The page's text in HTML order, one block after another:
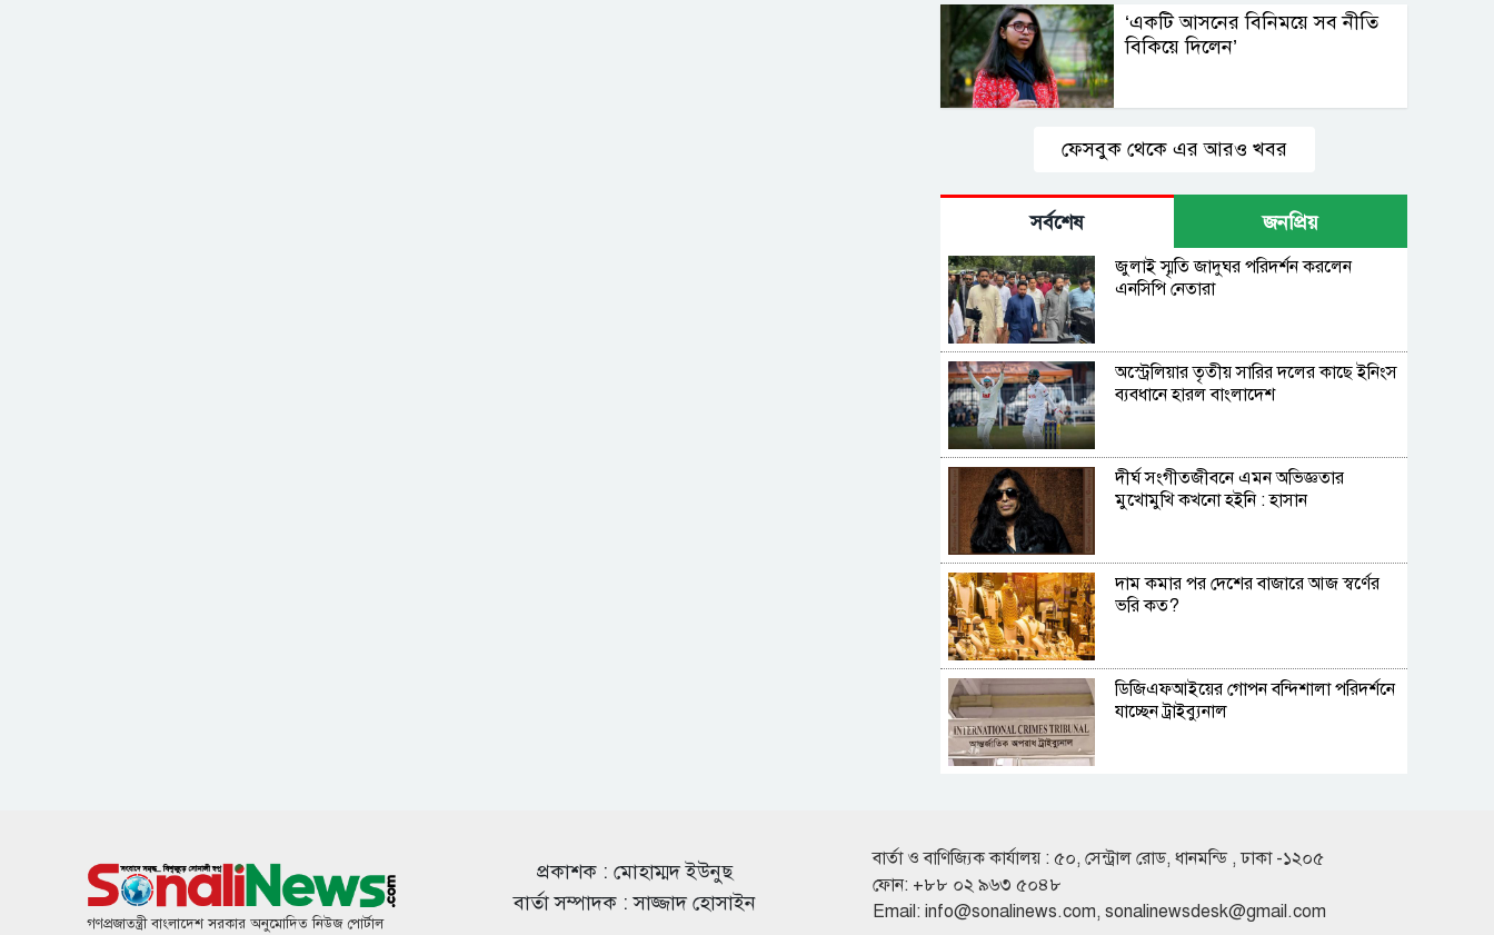
‘একটি আসনের বিনিময়ে সব নীতি
বিকিয়ে দিলেন’
ফেসবুক থেকে এর আরও খবর
সর্বশেষ জনপ্রিয়
জুলাই স্মৃতি জাদুঘর পরিদর্শন করলেন
এনসিপি নেতারা
অস্ট্রেলিয়ার তৃতীয় সারির দলের কাছে ইনিংস
ব্যবধানে হারল বাংলাদেশ
দীর্ঘ সংগীতজীবনে এমন অভিজ্ঞতার
মুখোমুখি কখনো হইনি : হাসান
দাম কমার পর দেশের বাজারে আজ স্বর্ণের
ভরি কত?
ডিজিএফআইয়ের গোপন বন্দিশালা পরিদর্শনে
যাচ্ছেন ট্রাইব্যুনাল
রাজধানীতে সকাল থেকেই বৃষ্টি, চলতে পারে
দিনভর
গণপ্রজাতন্ত্রী বাংলাদেশ সরকার অনুমোদিত নিউজ পোর্টাল
প্রকাশক : মোহাম্মদ ইউনুছ
বার্তা সম্পাদক : সাজ্জাদ হোসাইন
বার্তা ও বাণিজ্যিক কার্যালয় : ৫০, সেন্ট্রাল রোড, ধানমন্ডি , ঢাকা -১২০৫
ফোন: +৮৮ ০২ ৯৬৩ ৫০৪৮
Email: info@sonalinews.com, sonalinewsdesk@gmail.com